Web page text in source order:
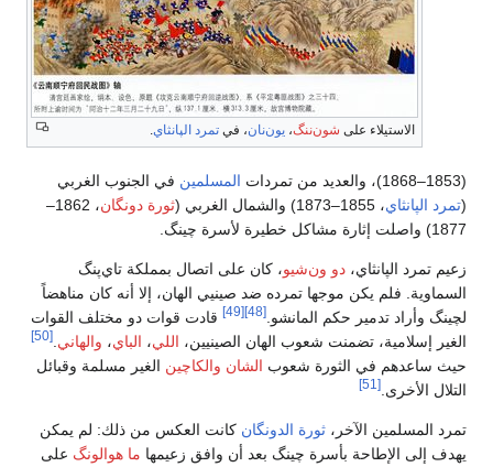
الاستيلاء على شون‌ننگ، يون‌نان، في تمرد الپانثاي.
(1853–1868)، والعديد من تمردات المسلمين في الجنوب الغربي
(تمرد الپانثاي، 1855–1873) والشمال الغربي ( ثورة دونگان
، 1862–
1877) واصلت إثارة مشاكل خطيرة لأسرة چينگ.
زعيم تمرد الپانثاي، دو ون‌شيو، كان على اتصال بمملكة تاي‌پنگ
السماوية. فلم يكن موجها تمرده ضد صينيي الهان، إلا أنه كان مناهضاً
لچينگ وأراد تدمير حكم المانشو. [48]
[49]
قادت قوات دو مختلف القوات
الغير إسلامية، تضمنت شعوب الهان الصينيين، اللي، الباي، والهاني [50]
حيث ساعدهم في الثورة شعوب الشان والكاچين الغير مسلمة وقبائل
التلال الأخرى. [51]
تمرد المسلمين الآخر، ثورة الدونگان كانت العكس من ذلك: لم يمكن
يهدف إلى الإطاحة بأسرة چينگ بعد أن وافق زعيمها ما هوالونگ على